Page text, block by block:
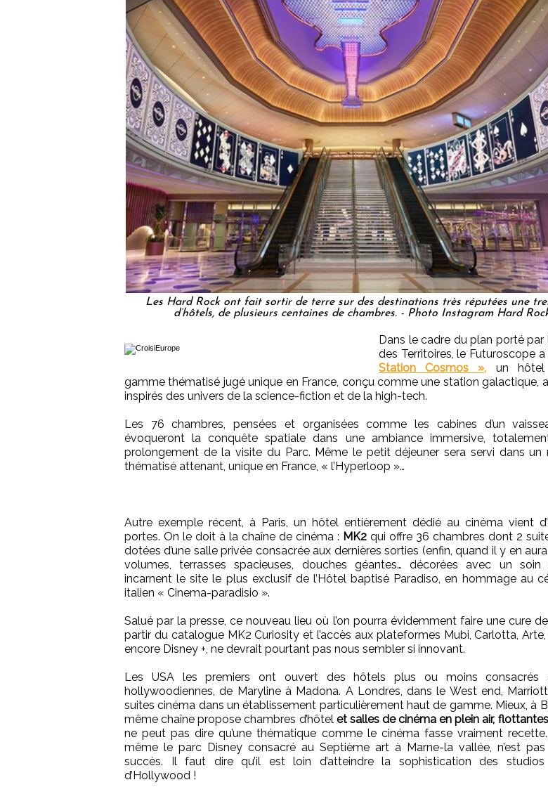
Les Hard Rock ont fait sortir de terre sur des destinations très réputées une
d’hôtels, de plusieurs centaines de chambres. - Photo Instagram Hard
Dans le cadre du plan porté par
des Territoires, le Futuroscope
Station Cosmos », un
gamme thématisé jugé unique en France, conçu comme une station galactique,
inspirés des univers de la science-fiction et de la high-tech.
Les 76 chambres, pensées et organisées comme les cabines d’un
évoqueront la conquête spatiale dans une ambiance immersive,
prolongement de la visite du Parc. Même le petit déjeuner sera servi dans un
thématisé attenant, unique en France, « l’Hyperloop »…
Autre exemple récent, à Paris, un hôtel entièrement dédié au cinéma vient
portes. On le doit à la chaîne de cinéma : MK2 qui offre 36 chambres dont 2
dotées d’une salle privée consacrée aux dernières sorties (enfin, quand il y en
volumes, terrasses spacieuses, douches géantes… décorées avec un soin
incarnent le site le plus exclusif de l’Hôtel baptisé Paradiso, en hommage au
italien « Cinema-paradisio ».
Salué par la presse, ce nouveau lieu où l’on pourra évidemment faire une cure
partir du catalogue MK2 Curiosity et l’accès aux plateformes Mubi, Carlotta,
encore Disney +, ne devrait pourtant pas nous sembler si innovant.
Les USA les premiers ont ouvert des hôtels plus ou moins consacrés
hollywoodiennes, de Maryline à Madona. A Londres, dans le West end,
suites cinéma dans un établissement particulièrement haut de gamme. Mieux, à
même chaîne propose chambres d’hôtel et salles de cinéma en plein air, flottantes
ne peut pas dire qu’une thématique comme le cinéma fasse vraiment recette.
même le parc Disney consacré au Septième art à Marne-la vallée, n’est
succès. Il faut dire qu’il est loin d’atteindre la sophistication des studios
d’Hollywood !